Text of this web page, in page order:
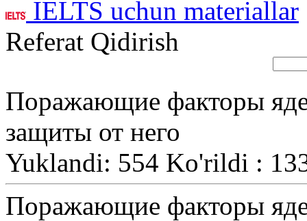
IELTS uchun materiallar
Referat Qidirish
Поражающие факторы
защиты от него
Yuklandi: 554 Ko'rildi :
Поражающие факторы